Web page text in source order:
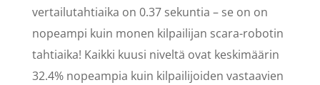
vertailutahtiaika on 0.37 sekuntia – se on on
nopeampi kuin monen kilpailijan scara-robotin
tahtiaika! Kaikki kuusi niveltä ovat keskimäärin
32.4% nopeampia kuin kilpailijoiden vastaavien